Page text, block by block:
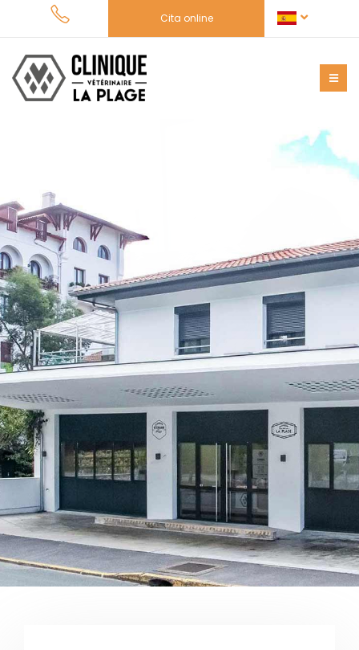
Cita online
Un completo y actual
equipamiento
PARA OFRECER UNOS CUIDADOS DE
CALIDAD A SU MASCOTA